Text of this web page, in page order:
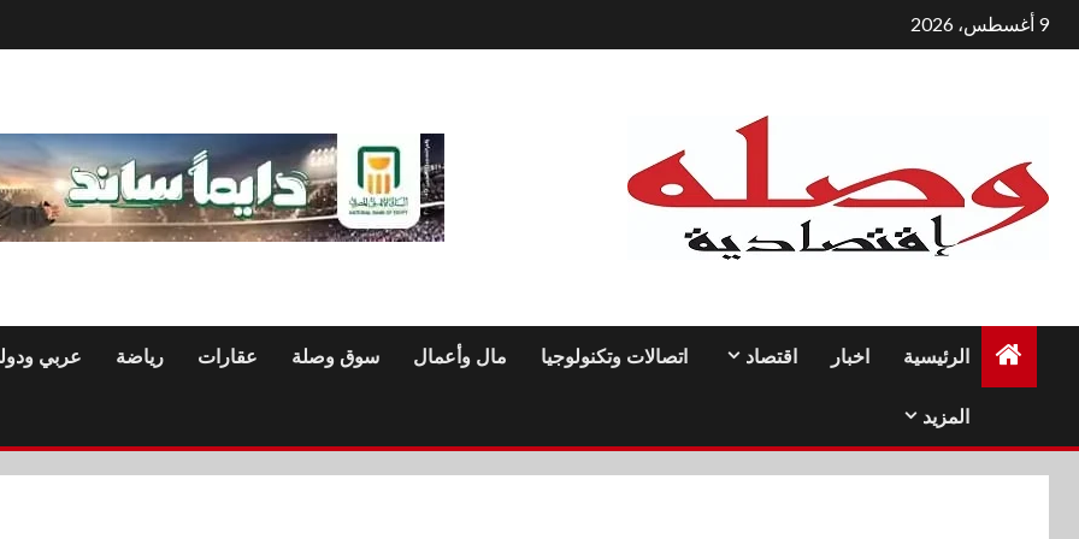
التجاوز
إلى
9 أغسطس، 2026
الرئيسية اخبار اقتصاد اتصالات وتكنولوجيا مال وأعمال سوق وصلة عقارات رياضة عربي
المزيد